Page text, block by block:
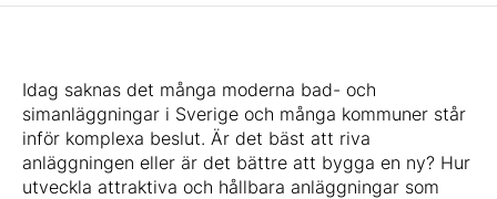
Idag saknas det många moderna bad- och
simanläggningar i Sverige och många kommuner står
inför komplexa beslut. Är det bäst att riva
anläggningen eller är det bättre att bygga en ny? Hur
utveckla attraktiva och hållbara anläggningar som